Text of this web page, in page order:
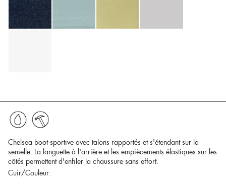
Chelsea boot sportive avec talons rapportés et s'étendant sur la
semelle. La languette à l'arrière et les empiècements élastiques sur les
côtés permettent d'enfiler la chaussure sans effort.
Cuir/Couleur: